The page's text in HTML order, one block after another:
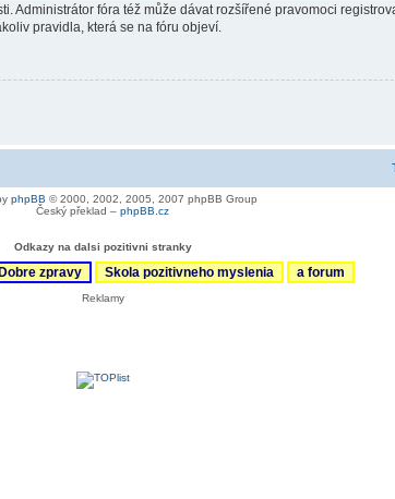
fóra též může dávat rozšířené pravomoci
pravidla, která se na fóru objeví.
phpBB © 2000, 2002, 2005, 2007 phpBB Group
Český překlad – phpBB.cz
Odkazy na dalsi pozitivni stranky
zpravy Skola pozitivneho myslenia a forum
Reklamy